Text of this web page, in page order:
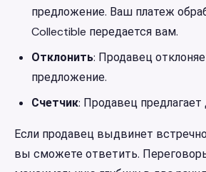
предложение. Ваш платеж
Collectible передается вам.
Отклонить: Продавец
предложение.
Счетчик: Продавец
Если продавец выдвинет
вы сможете ответить.